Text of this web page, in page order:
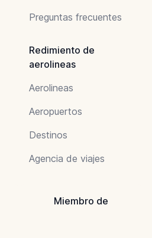
Preguntas frecuentes
Redimiento de
aerolineas
Aerolineas
Aeropuertos
Destinos
Agencia de viajes
Miembro de